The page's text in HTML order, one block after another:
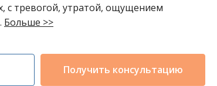
с тревогой, утратой, ощущением
Больше >>
Получить консультацию